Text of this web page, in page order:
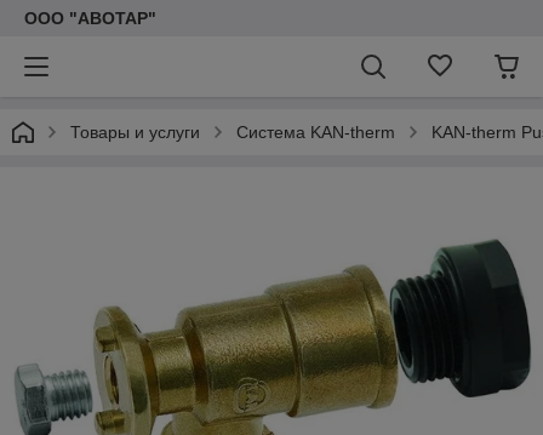
ООО "АВОТАР"
Товары и услуги Система KAN-therm KAN-therm